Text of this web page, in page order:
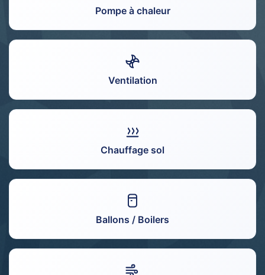
Pompe à chaleur
Ventilation
Chauffage sol
Ballons / Boilers